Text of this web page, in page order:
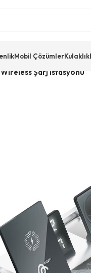
Mobil Çözümler
Wireless Şarj İstasyonu